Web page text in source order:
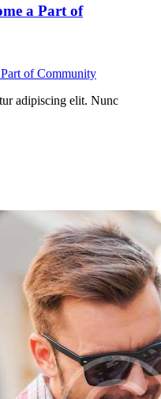
a Part of
adipiscing elit. Nunc